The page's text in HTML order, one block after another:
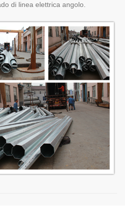
di linea elettrica angolo.